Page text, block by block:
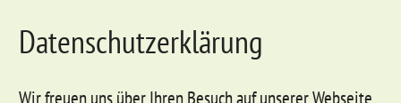
Datenschutzerklärung